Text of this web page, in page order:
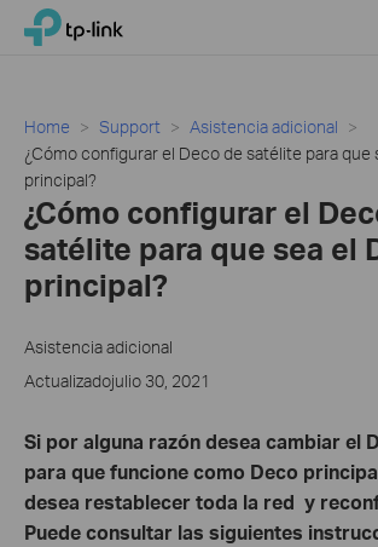
Click
navigation
TP-Link, Reliably Smart
Home Support
Asistencia adicional
¿Cómo configurar el Deco de satélite para que
principal?
¿Cómo configurar el
satélite para que sea el
principal?
Asistencia adicional
Actualizadojulio 30, 2021
Si por alguna razón desea cambiar el
para que funcione como Deco
desea restablecer toda la red y
Puede consultar las siguientes